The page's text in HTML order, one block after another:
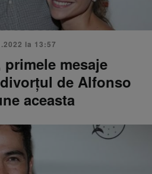
la 13:57
primele mesaje
de Alfonso
aceasta